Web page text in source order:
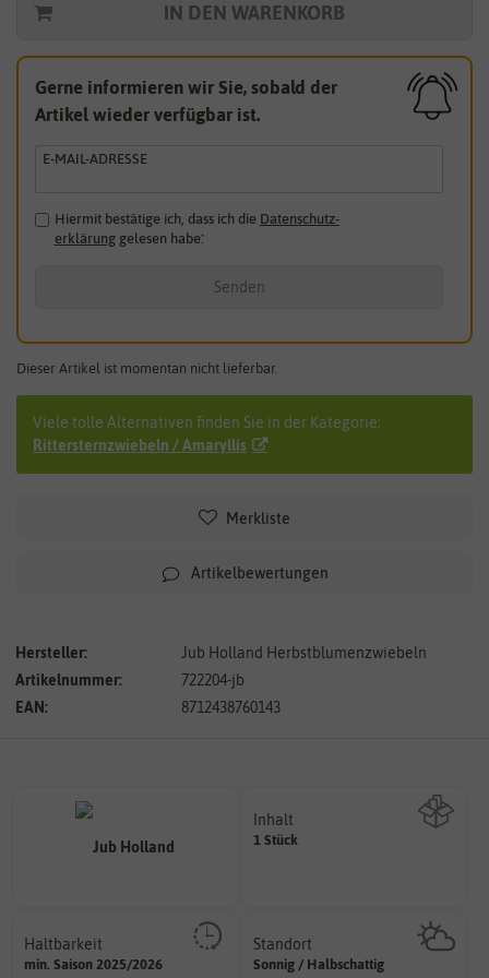
IN DEN WARENKORB
Gerne informieren wir Sie, sobald der
Artikel wieder verfügbar ist.
E-MAIL-ADRESSE
Hiermit bestätige ich, dass ich die Daten­schutz­
erklärunggelesen habe.*
Senden
Dieser Artikel ist momentan nicht lieferbar.
Viele tolle Alternativen finden Sie in der Kategorie:
Rittersternzwiebeln / Amaryllis
Merkliste
Artikelbewertungen
Hersteller:
Jub Holland Herbstblumenzwiebeln
Artikelnummer:
722204-jb
EAN:
8712438760143
Inhalt
1 StückWie viel ist enthalten
Haltbarkeit
min. Saison 2025/2026
und Pflanzgut sehr gut keimen
sollte.
Standort
Sonnig / Halbschattig
Pflanze? (schattig, halbschattig,
sonnig, vollsonnig)